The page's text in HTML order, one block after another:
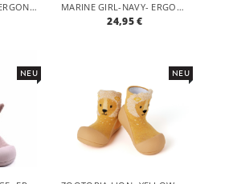
MARINE BOY-NAVY- ERGONOMISCHE BABY LAUFLERNSCHUHE, ATMUNGSAKTIVE KINDER HAUSSCHUHE ABS SOCKEN BABYSCHUHE ANTIRUTSCH MARINE GIRL-NAVY- ERGONOMISCHE BABY LAUFLERNSCHUHE, ATMUNGSAKTIVE KINDER HAUSSCHUHE ABS SOCKEN BABYSCHUHE ANTIRUTSCH
24,95 €
NEU NEU